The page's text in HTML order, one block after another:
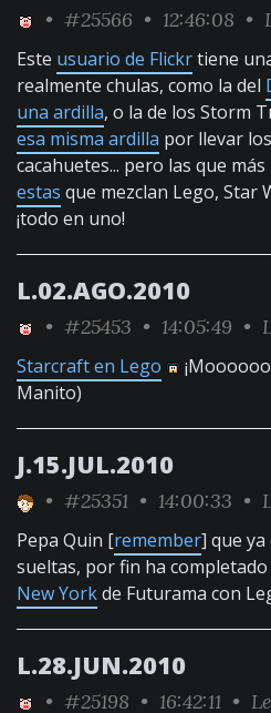
• #25566 • 12:46:08 •
Este usuario de Flickrtiene
realmente chulas, como la del
una ardilla, o la de los Storm
esa misma ardilla por llevar
cacahuetes... pero las que
estas que mezclan Lego, Star
¡todo en uno!
L.02.AGO.2010
• #25453 • 14:05:49 •
Starcraft en Lego
Manito)
J.15.JUL.2010
• #25351 • 14:00:33 •
Pepa Quin [remember] que
sueltas, por fin ha completado
New Yorkde Futurama con
L.28.JUN.2010
• #25198 • 16:42:11 •